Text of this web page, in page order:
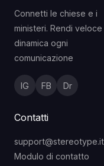
Connetti le chiese e i
ministeri. Rendi veloce
dinamica ogni
comunicazione
IG FB Dr
Contatti
support@stereotype.it
Modulo di contatto